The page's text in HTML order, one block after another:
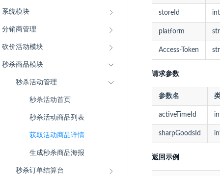
系统模块
分销商管理
砍价活动模块
秒杀商品模块
秒杀活动管理
秒杀活动首页
秒杀活动商品列表
获取活动商品详情
生成秒杀商品海报
秒杀订单结算台
storeId int
platform
Access-Token
请求参数
参数名
activeTimeId
sharpGoodsId
返回示例